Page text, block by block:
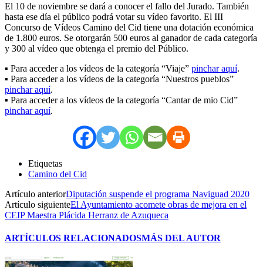
El 10 de noviembre se dará a conocer el fallo del Jurado. También
hasta ese día el público podrá votar su vídeo favorito. El III
Concurso de Vídeos Camino del Cid tiene una dotación económica
de 1.800 euros. Se otorgarán 500 euros al ganador de cada categoría
y 300 al vídeo que obtenga el premio del Público.
▪ Para acceder a los vídeos de la categoría “Viaje” pinchar aquí.
▪ Para acceder a los vídeos de la categoría “Nuestros pueblos”
pinchar aquí.
▪ Para acceder a los vídeos de la categoría “Cantar de mio Cid”
pinchar aquí.
Etiquetas
Camino del Cid
Artículo anteriorDiputación suspende el programa Naviguad 2020
Artículo siguienteEl Ayuntamiento acomete obras de mejora en el
CEIP Maestra Plácida Herranz de Azuqueca
ARTÍCULOS RELACIONADOSMÁS DEL AUTOR